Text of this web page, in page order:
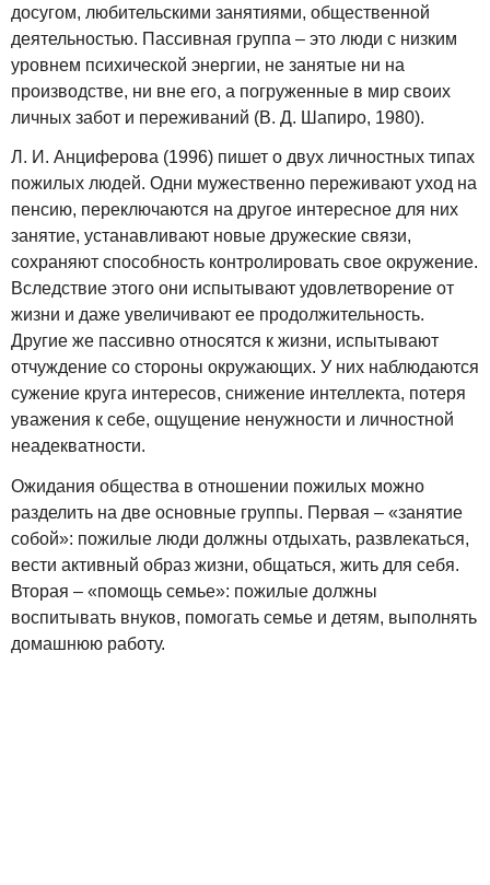
досугом, любительскими занятиями, общественной
деятельностью. Пассивная группа – это люди с низким
уровнем психической энергии, не занятые ни на
производстве, ни вне его, а погруженные в мир своих
личных забот и переживаний (В. Д. Шапиро, 1980).
Л. И. Анциферова (1996) пишет о двух личностных типах
пожилых людей. Одни мужественно переживают уход на
пенсию, переключаются на другое интересное для них
занятие, устанавливают новые дружеские связи,
сохраняют способность контролировать свое окружение.
Вследствие этого они испытывают удовлетворение от
жизни и даже увеличивают ее продолжительность.
Другие же пассивно относятся к жизни, испытывают
отчуждение со стороны окружающих. У них наблюдаются
сужение круга интересов, снижение интеллекта, потеря
уважения к себе, ощущение ненужности и личностной
неадекватности.
Ожидания общества в отношении пожилых можно
разделить на две основные группы. Первая – «занятие
собой»: пожилые люди должны отдыхать, развлекаться,
вести активный образ жизни, общаться, жить для себя.
Вторая – «помощь семье»: пожилые должны
воспитывать внуков, помогать семье и детям, выполнять
домашнюю работу.